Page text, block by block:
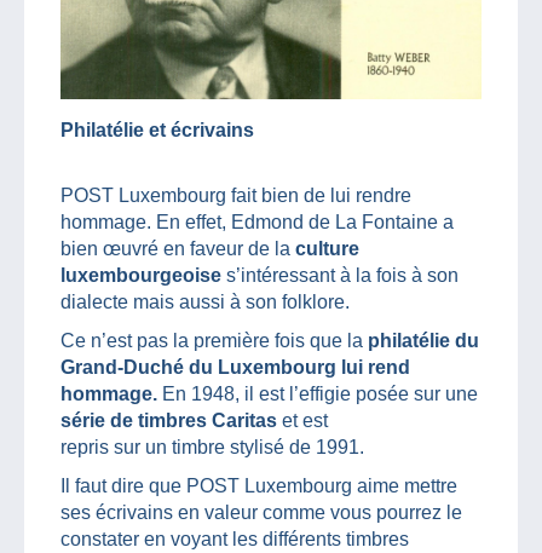
Philatélie et écrivains
POST Luxembourg fait bien de lui rendre
hommage. En effet, Edmond de La Fontaine a
bien œuvré en faveur de la culture
luxembourgeoise s’intéressant à la fois à son
dialecte mais aussi à son folklore.
Ce n’est pas la première fois que la philatélie du
Grand-Duché du Luxembourg lui rend
hommage. En 1948, il est l’effigie posée sur une
série de timbres Caritas et est
repris sur un timbre stylisé de 1991.
Il faut dire que POST Luxembourg aime mettre
ses écrivains en valeur comme vous pourrez le
constater en voyant les différents timbres